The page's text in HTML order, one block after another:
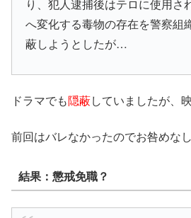
り、犯人逮捕後はテロに使用さ
へ変化する毒物の存在を警察組
蔽しようとしたが…
ドラマでも隠蔽していましたが、
前回はバレなかったのでお咎めな
結果：懲戒免職？